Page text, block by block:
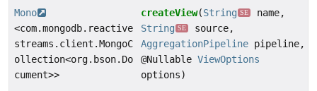
Mono
<com.mongodb.reactive
streams.client.MongoC
ollection<org.bson.Do
cument>>
createView(String SE
name,
String SE
source,
AggregationPipeline pipeline,
@NullableViewOptions
options)